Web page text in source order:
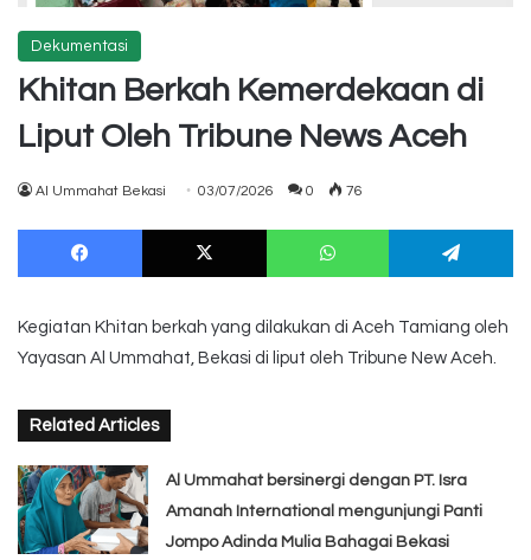
Dekumentasi
Khitan Berkah Kemerdekaan di
Liput Oleh Tribune News Aceh
Al Ummahat Bekasi 03/07/2026 0 76
Facebook X WhatsApp
Kegiatan Khitan berkah yang dilakukan di Aceh Tamiang oleh
Yayasan Al Ummahat, Bekasi di liput oleh Tribune New Aceh.
Related Articles
Al Ummahat bersinergi dengan PT. Isra
Amanah International mengunjungi Panti
Jompo Adinda Mulia Bahagai Bekasi